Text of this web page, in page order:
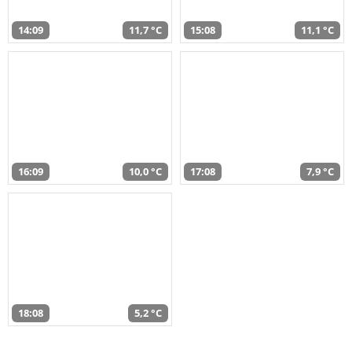
14:09 11,7 °C 15:08 11,1 °C
16:09 10,0 °C 17:08 7,9 °C
18:08 5,2 °C